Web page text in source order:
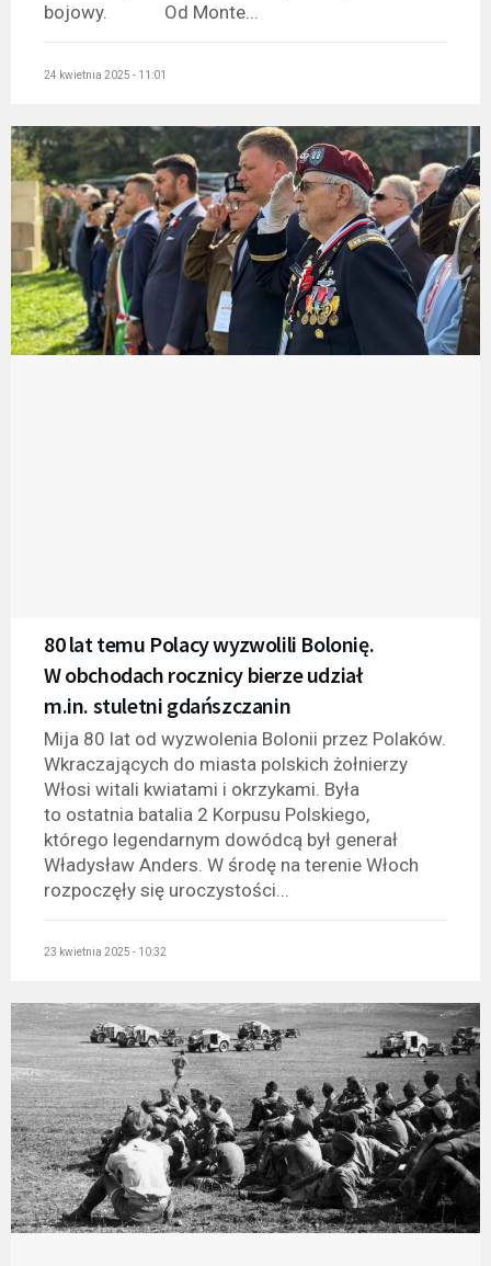
bojowy. Od Monte...
24 kwietnia 2025 - 11:01
80 lat temu Polacy wyzwolili Bolonię.
W obchodach rocznicy bierze udział
m.in. stuletni gdańszczanin
Mija 80 lat od wyzwolenia Bolonii przez Polaków.
Wkraczających do miasta polskich żołnierzy
Włosi witali kwiatami i okrzykami. Była
to ostatnia batalia 2 Korpusu Polskiego,
którego legendarnym dowódcą był generał
Władysław Anders. W środę na terenie Włoch
rozpoczęły się uroczystości...
23 kwietnia 2025 - 10:32